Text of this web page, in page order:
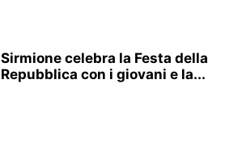
Sirmione celebra la Festa della
Repubblica con i giovani e la...